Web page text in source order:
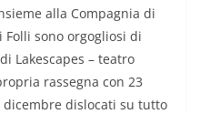
alla Compagnia di
Folli sono orgogliosi di
Lakescapes – teatro
rassegna con 23
dislocati su tutto